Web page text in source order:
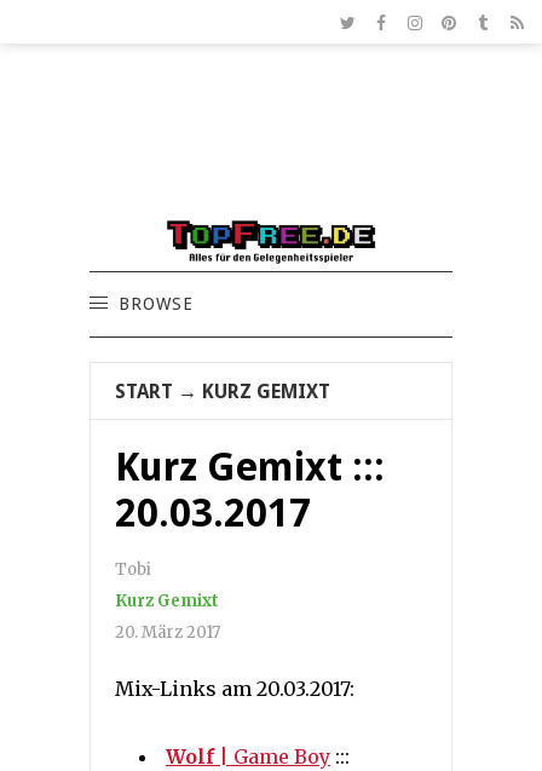
BROWSE
START → KURZ GEMIXT
Kurz Gemixt :::
20.03.2017
Tobi
Kurz Gemixt
20. März 2017
Mix-Links am 20.03.2017:
Wolf| Game Boy :::